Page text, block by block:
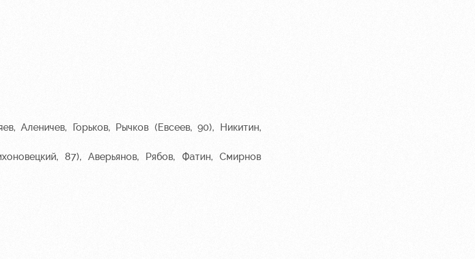
Аленичев, Горьков, Рычков (Евсеев, 90), Никитин,
87), Аверьянов, Рябов, Фатин, Смирнов